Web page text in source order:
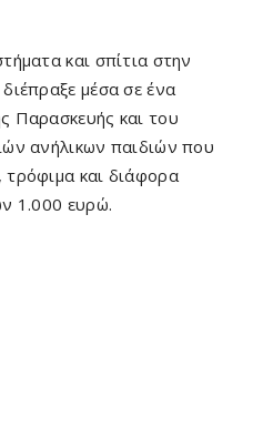
και σπίτια στην
μέσα σε ένα
Παρασκευής και του
ανήλικων παιδιών που
και διάφορα
1.000 ευρώ.